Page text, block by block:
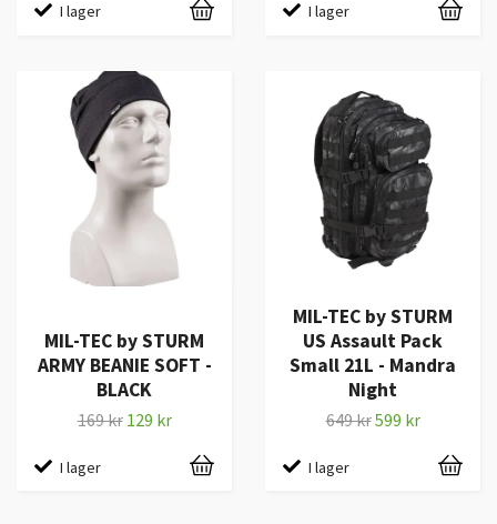
I lager I lager
MIL-TEC by STURM
ARMY BEANIE SOFT -
BLACK
169 kr 129 kr
I lager
MIL-TEC by STURM
US Assault Pack
Small 21L - Mandra
Night
649 kr599 kr
I lager